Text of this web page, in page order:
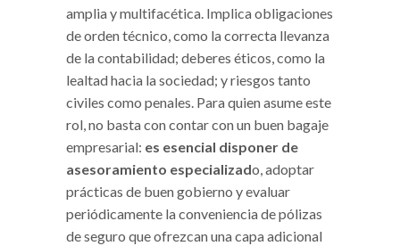
amplia y multifacética. Implica obligaciones
de orden técnico, como la correcta llevanza
de la contabilidad; deberes éticos, como la
lealtad hacia la sociedad; y riesgos tanto
civiles como penales. Para quien asume este
rol, no basta con contar con un buen bagaje
empresarial: es esencial disponer de
asesoramiento especializado, adoptar
prácticas de buen gobierno y evaluar
periódicamente la conveniencia de pólizas
de seguro que ofrezcan una capa adicional